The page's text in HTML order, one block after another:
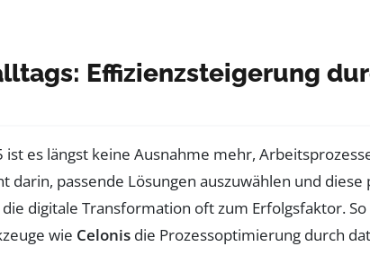
Effizienzsteigerung
es längst keine Ausnahme mehr,
passende Lösungen auszuwählen und diese
digitale Transformation oft zum Erfolgsfaktor.
wie Celonis die Prozessoptimierung durch